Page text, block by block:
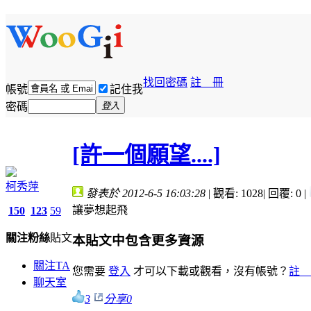
帳號 記住我
找回密碼 註 冊
密碼 登入
柯秀萍
150
關注
123
粉絲
59
貼文
關注TA
聊天室
[許一個願望....]
發表於 2012-6-5 16:03:28 | 觀看: 1028| 回覆: 0 |
讓夢想起飛
本貼文中包含更多資源
您需要 登入 才可以下載或觀看，沒有帳號？ 註
3 分享0